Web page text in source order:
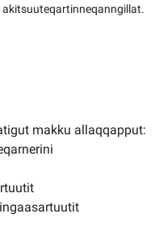
makku allaqqapput: